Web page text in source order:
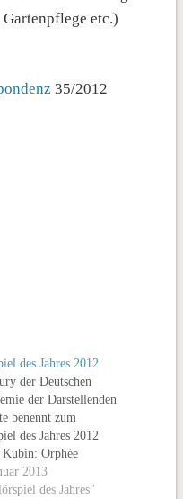
etc.)
35/2012
des Jahres 2012
der Deutschen
der Darstellenden
benennt zum
des Jahres 2012
Orphée
Realisation: Felix
Redaktion: Katarina
2013
des Jahres"